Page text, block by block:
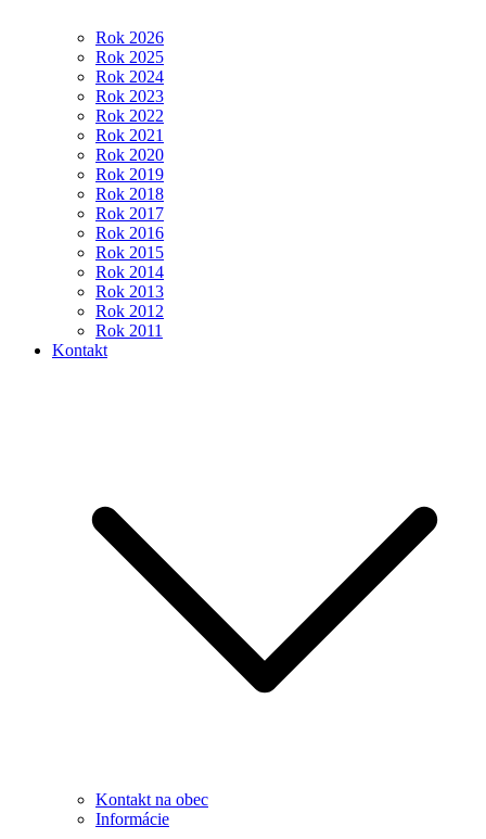
Rok 2026
Rok 2025
Rok 2024
Rok 2023
Rok 2022
Rok 2021
Rok 2020
Rok 2019
Rok 2018
Rok 2017
Rok 2016
Rok 2015
Rok 2014
Rok 2013
Rok 2012
Rok 2011
Kontakt
Kontakt na obec
Informácie